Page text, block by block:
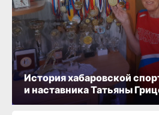
История хабаровской
и наставника Татьяны